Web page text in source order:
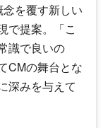
を覆す新しい
で提案。「こ
識で良いの
CMの舞台とな
深みを与えて